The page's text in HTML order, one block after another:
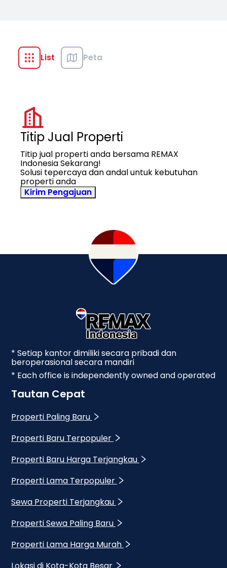
List Peta
Titip Jual Properti
Titip jual properti anda bersama REMAX
Indonesia Sekarang!
Solusi tepercaya dan andal untuk kebutuhan
properti anda
Kirim Pengajuan
* Setiap kantor dimiliki secara pribadi dan
beroperasional secara mandiri
* Each office is independently owned and operated
Tautan Cepat
Properti Paling Baru
Properti Baru Terpopuler
Properti Baru Harga Terjangkau
Properti Lama Terpopuler
Sewa Properti Terjangkau
Properti Sewa Paling Baru
Properti Lama Harga Murah